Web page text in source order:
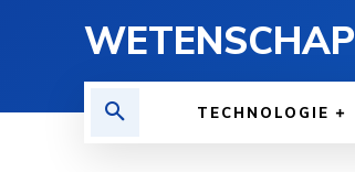
WETENSCHAP
TECHNOLOGIE